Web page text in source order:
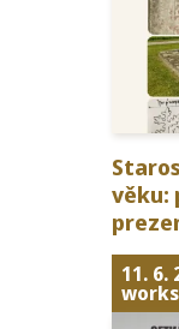
věku:
11. 6.